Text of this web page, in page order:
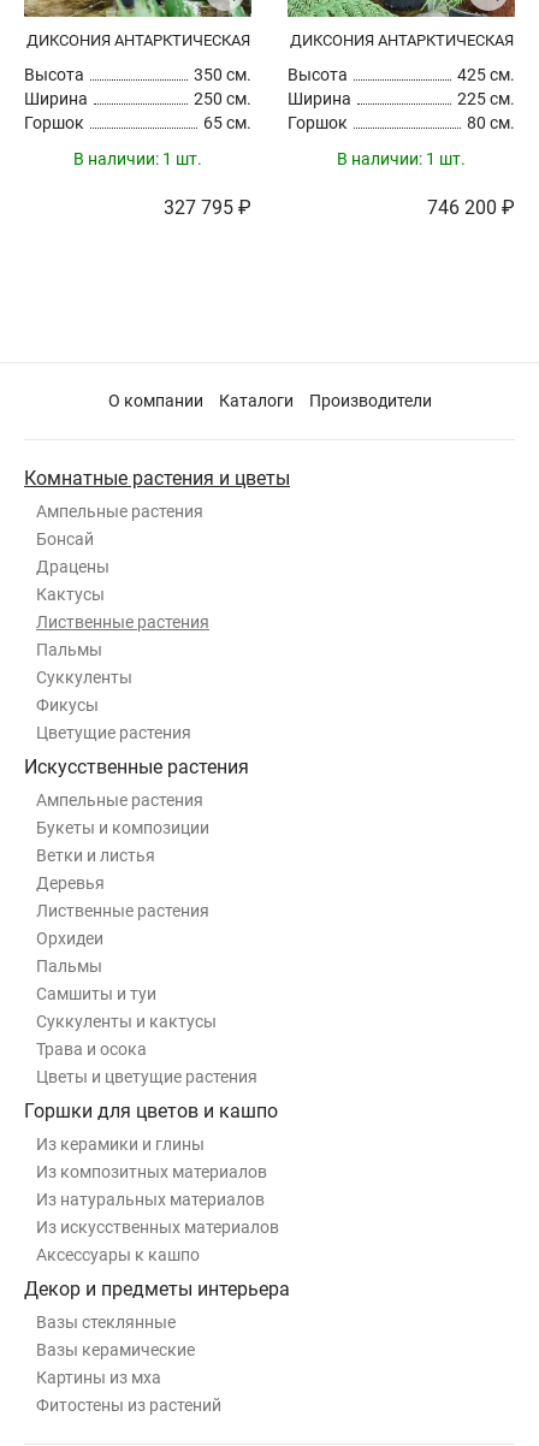
ДИКСОНИЯ АНТАРКТИЧЕСКАЯ
Высота
350 см.
Ширина
250 см.
Горшок
65 см.
В наличии: 1 шт.
327 795 ₽
ДИКСОНИЯ АНТАРКТИЧЕСКАЯ
Высота
425 см.
Ширина
225 см.
Горшок
80 см.
В наличии: 1 шт.
746 200 ₽
О компании Каталоги Производители
Комнатные растения и цветы
Ампельные растения
Бонсай
Драцены
Кактусы
Лиственные растения
Пальмы
Суккуленты
Фикусы
Цветущие растения
Искусственные растения
Ампельные растения
Букеты и композиции
Ветки и листья
Деревья
Лиственные растения
Орхидеи
Пальмы
Самшиты и туи
Суккуленты и кактусы
Трава и осока
Цветы и цветущие растения
Горшки для цветов и кашпо
Из керамики и глины
Из композитных материалов
Из натуральных материалов
Из искусственных материалов
Аксессуары к кашпо
Декор и предметы интерьера
Вазы стеклянные
Вазы керамические
Картины из мха
Фитостены из растений